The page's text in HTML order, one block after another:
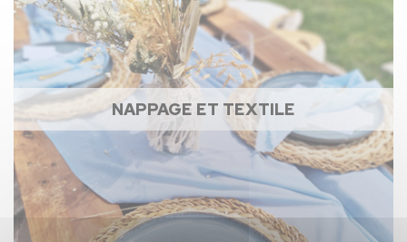
NAPPAGE ET TEXTILE